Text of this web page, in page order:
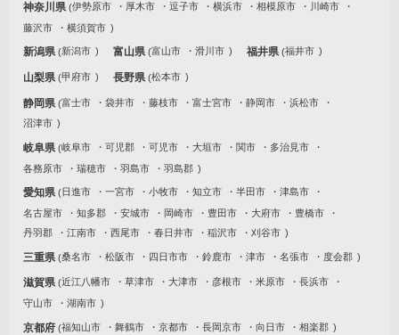
神奈川県 伊勢原市 厚木市 逗子市 横浜市 相模原市
川崎市
藤沢市
横須賀市
新潟県 新潟市 富山県 富山市 滑川市 福井県 福井市
山梨県 甲府市 長野県 松本市
静岡県 富士市 袋井市 藤枝市 富士宮市 静岡市
浜松市
沼津市
岐阜県 岐阜市 可児郡 可児市 大垣市 関市
多治見市
各務原市
瑞穂市 羽島市 羽島郡
愛知県 日進市 一宮市 小牧市 知立市 半田市
津島市
名古屋市
知多郡 安城市 岡崎市 豊田市 大府市
豊橋市
丹羽郡
江南市 西尾市 春日井市 稲沢市 刈谷市
三重県 桑名市 松阪市 四日市市 鈴鹿市 津市 名張市 度会郡
滋賀県 近江八幡市 草津市 大津市 彦根市 米原市
長浜市
守山市
湖南市
京都府 福知山市 舞鶴市 京都市 長岡京市 向日市 相楽郡